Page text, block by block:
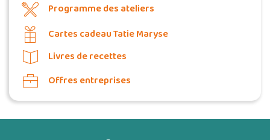
Programme des ateliers
Cartes cadeau Tatie Maryse
Livres de recettes
Offres entreprises